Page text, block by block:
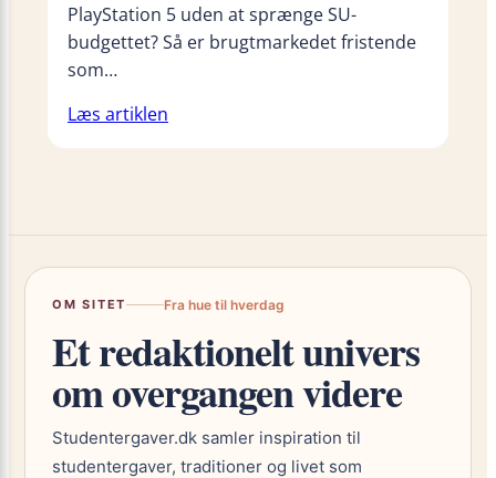
PlayStation 5 uden at sprænge SU-
budgettet? Så er brugtmarkedet fristende
som…
Læs artiklen
OM SITET Fra hue til hverdag
Et redaktionelt univers
om overgangen videre
Studentergaver.dk samler inspiration til
studentergaver, traditioner og livet som